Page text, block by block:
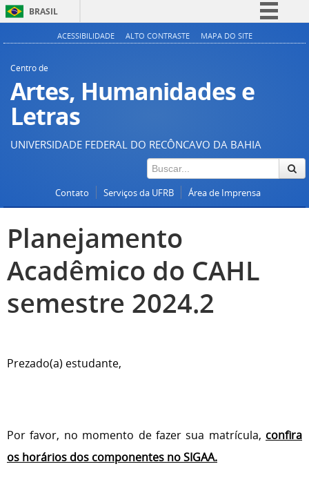
BRASIL
Simplifique!
Acesso à informação
Canais
ACESSIBILIDADE ALTO CONTRASTE MAPA DO SITE
Centro de
Artes, Humanidades e
Letras
UNIVERSIDADE FEDERAL DO RECÔNCAVO DA BAHIA
Contato Serviços da UFRB Área de Imprensa
Planejamento
Acadêmico do CAHL
semestre 2024.2
Prezado(a) estudante,
Por favor, no momento de fazer sua matrícula, confira
os horários dos componentes no SIGAA.